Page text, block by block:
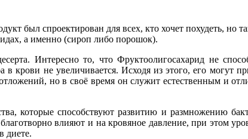
был спроектирован для всех, кто хочет похудеть, но
а именно (сироп либо порошок).
Интересно то, что Фруктоолигосахарид не
в крови не увеличивается. Исходя из этого, его
но в своё время он служит естественным
которые способствуют развитию и размножению
влияют и на кровяное давление, при этом
диете.